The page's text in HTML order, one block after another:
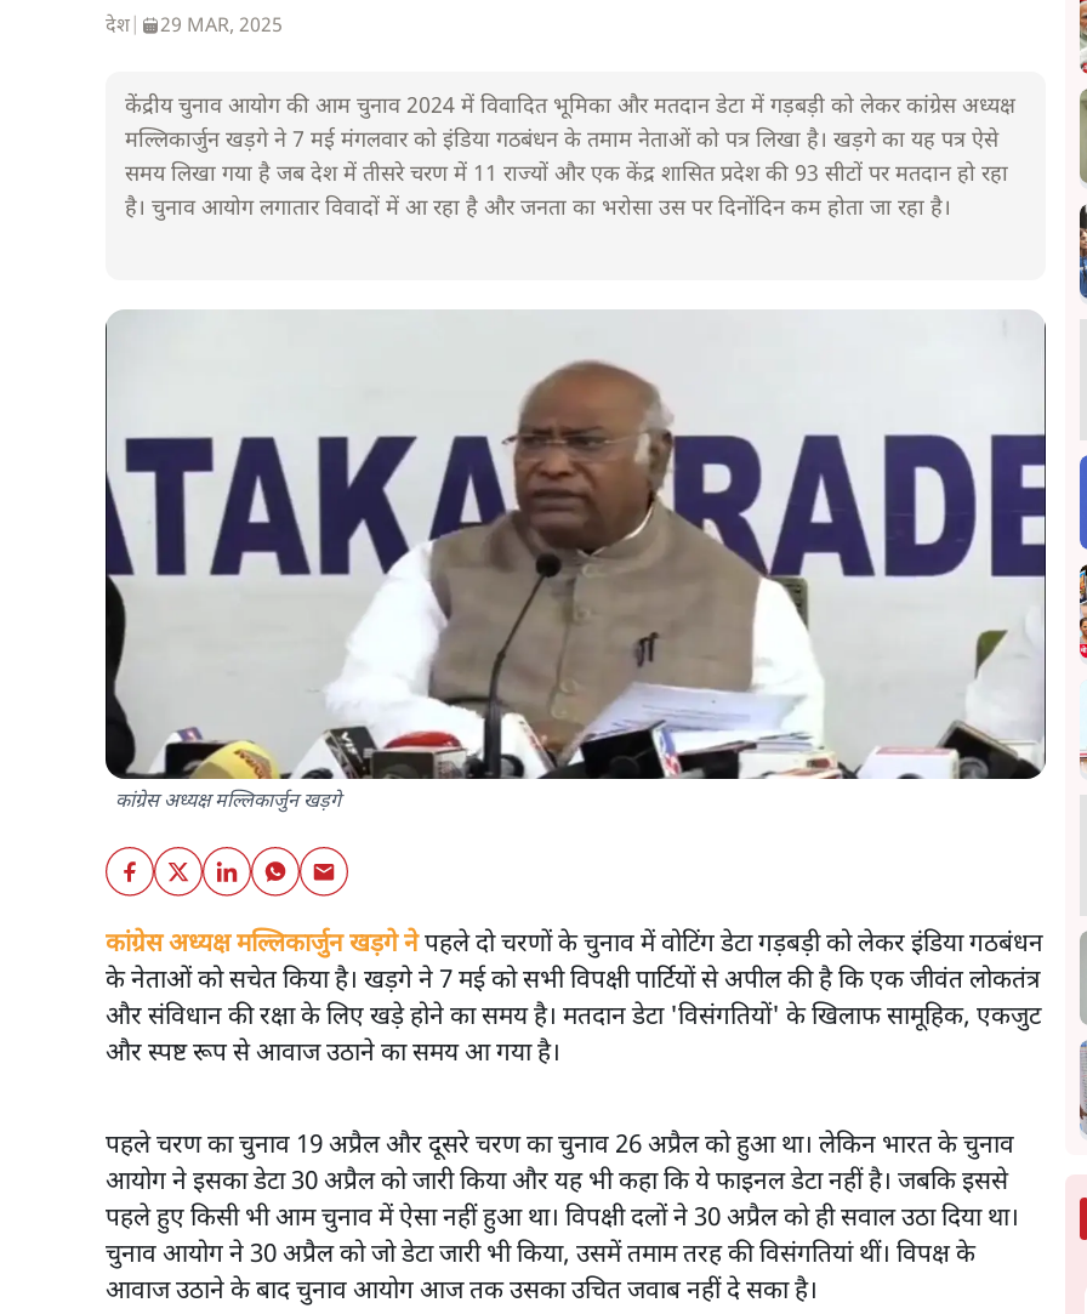
देश 29 MAR, 2025
केंद्रीय चुनाव आयोग की आम चुनाव 2024 में विवादित भूमिका और मतदान डेटा में गड़बड़ी को लेकर कांग्रेस अध्यक्ष
मल्लिकार्जुन खड़गे ने 7 मई मंगलवार को इंडिया गठबंधन के तमाम नेताओं को पत्र लिखा है। खड़गे का यह पत्र ऐसे
समय लिखा गया है जब देश में तीसरे चरण में 11 राज्यों और एक केंद्र शासित प्रदेश की 93 सीटों पर मतदान हो रहा
है। चुनाव आयोग लगातार विवादों में आ रहा है और जनता का भरोसा उस पर दिनोंदिन कम होता जा रहा है।
कांग्रेस अध्यक्ष मल्लिकार्जुन खड़गे
कांग्रेस अध्यक्ष मल्लिकार्जुन खड़गे नेपहले दो चरणों के चुनाव में वोटिंग डेटा गड़बड़ी को लेकर इंडिया गठबंधन
के नेताओं को सचेत किया है। खड़गे ने 7 मई को सभी विपक्षी पार्टियों से अपील की है कि एक जीवंत लोकतंत्र
और संविधान की रक्षा के लिए खड़े होने का समय है। मतदान डेटा 'विसंगतियों' के खिलाफ सामूहिक, एकजुट
और स्पष्ट रूप से आवाज उठाने का समय आ गया है।
पहले चरण का चुनाव 19 अप्रैल और दूसरे चरण का चुनाव 26 अप्रैल को हुआ था। लेकिन भारत के चुनाव
आयोग ने इसका डेटा 30 अप्रैल को जारी किया और यह भी कहा कि ये फाइनल डेटा नहीं है। जबकि इससे
पहले हुए किसी भी आम चुनाव में ऐसा नहीं हुआ था। विपक्षी दलों ने 30 अप्रैल को ही सवाल उठा दिया था।
चुनाव आयोग ने 30 अप्रैल को जो डेटा जारी भी किया, उसमें तमाम तरह की विसंगतियां थीं। विपक्ष के
आवाज उठाने के बाद चुनाव आयोग आज तक उसका उचित जवाब नहीं दे सका है।